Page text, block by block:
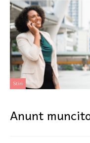
Stiri
Anunt